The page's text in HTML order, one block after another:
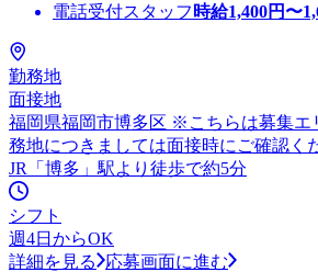
電話受付スタッフ 時給1,400円〜
勤務地
面接地
福岡県福岡市博多区 ※こちらは募集エ
務地につきましては面接時にご確認く
JR「博多」駅より徒歩で約5分
シフト
週4日からOK
詳細を見る
応募画面に進む